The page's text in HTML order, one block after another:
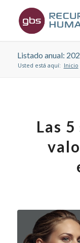
Listado anual:
Usted está aquí: Inicio
Las